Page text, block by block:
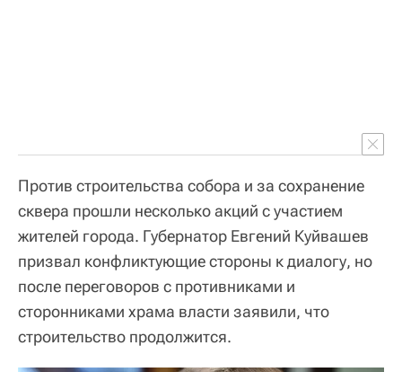
Против строительства собора и за сохранение
сквера прошли несколько акций с участием
жителей города. Губернатор Евгений Куйвашев
призвал конфликтующие стороны к диалогу, но
после переговоров с противниками и
сторонниками храма власти заявили, что
строительство продолжится.